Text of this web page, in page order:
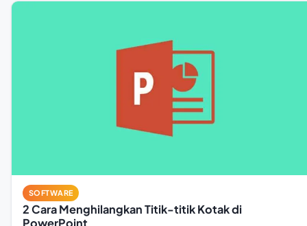
SOFTWARE
2 Cara Menghilangkan Titik-titik Kotak di
PowerPoint